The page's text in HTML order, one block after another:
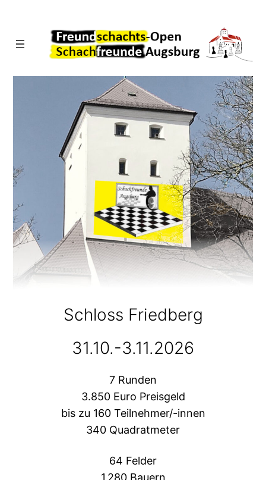
Schloss Friedberg
31.10.-3.11.2026
7 Runden
3.850 Euro Preisgeld
bis zu 160 Teilnehmer/-innen
340 Quadratmeter
64 Felder
1 280 Bauern